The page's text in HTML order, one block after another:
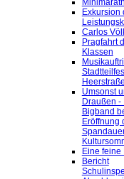
Exkursion
Carlos
Pragfahrt
Klassen
Umsonst
Draußen -
Bigband
Eröffnung
Eine feine
Bericht